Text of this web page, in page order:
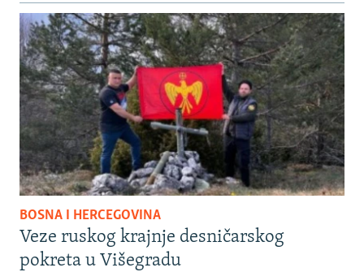
BOSNA I HERCEGOVINA
Veze ruskog krajnje desničarskog
pokreta u Višegradu